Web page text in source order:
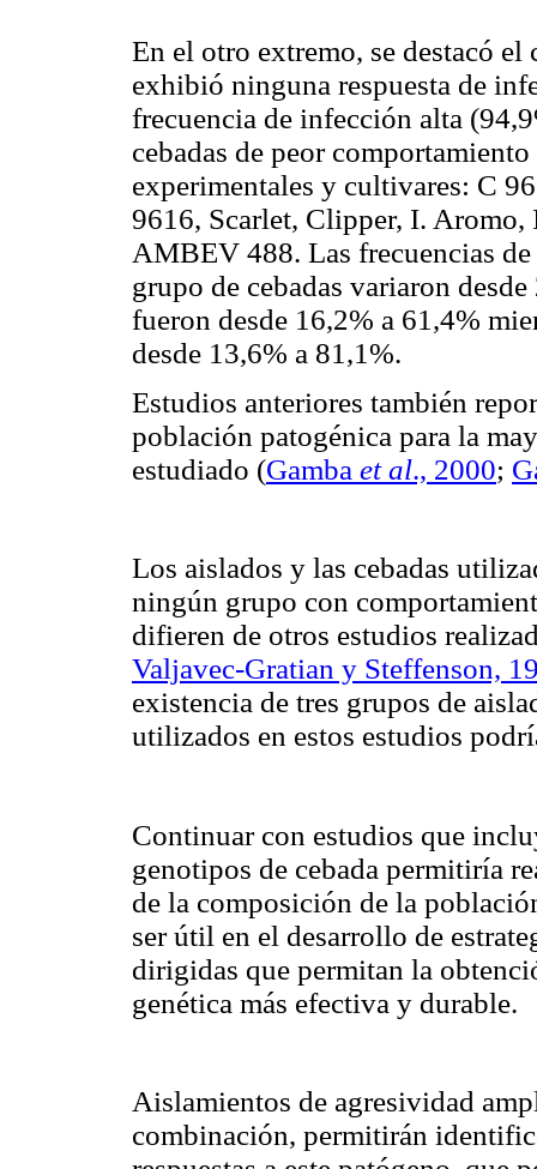
En el otro extremo, se destacó
exhibió ninguna respuesta de
frecuencia de infección alta
cebadas de peor
experimentales y cultivares: C
9616, Scarlet, Clipper, I.
AMBEV 488. Las frecuencias de
grupo de cebadas variaron
fueron desde 16,2% a 61,4%
desde 13,6% a 81,1%.
Estudios anteriores también
población patogénica para la
estudiado (Gamba et al., 2000;
Los aislados y las cebadas
ningún grupo con
difieren de otros estudios
Valjavec-Gratian y Steffenson,
existencia de tres grupos de
utilizados en estos estudios
Continuar con estudios que
genotipos de cebada permitiría
de la composición de la
ser útil en el desarrollo de
dirigidas que permitan la
genética más efectiva y durable.
Aislamientos de agresividad
combinación, permitirán